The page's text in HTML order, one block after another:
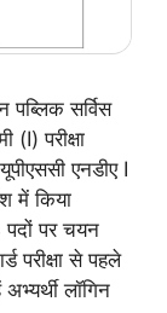
सर्विस
परीक्षा
एनडीए I
में किया
पदों पर चयन
परीक्षा से पहले
लॉगिन